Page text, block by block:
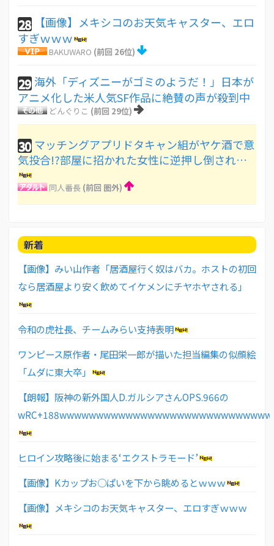
28
【画像】メキシコのお天気キャスター、エロ
すぎｗｗｗ
BAKUWARO (前回 26位)
29 海外「ディズニーがゴミのようだ！」日本が
アニメ化した米人気SF作品に絶賛の声が殺到中
どんぐりこ (前回 29位)
30 マッチングアプリドタキャン組がヤケ酒で意
気投合!?部屋に招かれた女性に逆押し倒され…
同人番長 (前回 圏外)
新着
【画像】みい山作者「居酒屋行く奴はバカ。ホストの初回
なら居酒屋より安く飲めてイケメンにチヤホヤされる」
令和の虎社長、チームみらい支持表明
ワンピース原作者・尾田栄一郎が描いた担当編集の似顔絵
「ムダに東大卒」
【朗報】阪神の新外国人D.ガルシアさんOPS.966の
ヒロイン攻略後に始まる‘エクストラモード’
【画像】Kカップお○ぱいを下から眺めるとｗｗｗ
【画像】メキシコのお天気キャスター、エロすぎｗｗｗ